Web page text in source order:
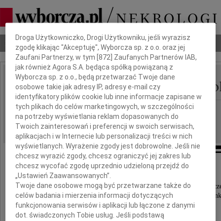
Nekrologi Odeszli Poradnik pogrzebowy
IMIĘ I NAZWISKO: Bernadetta Helena
REGION: Bydgoszcz
DATA EMISJI: 07.09.2018
Podziękowanie
Wszystkim, którzy okazali wiele serca i życzliwości,
w ostatniej drodze na miejsce wiecznego
Dbamy o Twoją prywatność
Droga Użytkowniczko, Drogi Użytkowniku, jeśli wyrazisz
zgodę klikając "Akceptuję", Wyborcza sp. z o.o. oraz jej
Zaufani Partnerzy, w tym [872 ] Zaufanych Partnerów IAB,
jak również Agora S.A. będąca spółką powiązaną z
Wyborcza sp. z o.o., będą przetwarzać Twoje dane
osobowe takie jak adresy IP, adresy e-mail czy
identyfikatory plików cookie lub inne informacje zapisane w
tych plikach do celów marketingowych, w szczególności
na potrzeby wyświetlania reklam dopasowanych do
Twoich zainteresowań i preferencji w swoich serwisach,
aplikacjach i w Internecie lub personalizacji treści w nich
wyświetlanych. Wyrażenie zgody jest dobrowolne. Jeśli nie
chcesz wyrazić zgody, chcesz ograniczyć jej zakres lub
chcesz wycofać zgodę uprzednio udzieloną przejdź do
„Ustawień Zaawansowanych”.
Twoje dane osobowe mogą być przetwarzane także do
celów badania i mierzenia informacji dotyczących
funkcjonowania serwisów i aplikacji lub łączone z danymi
dot. świadczonych Tobie usług. Jeśli podstawą